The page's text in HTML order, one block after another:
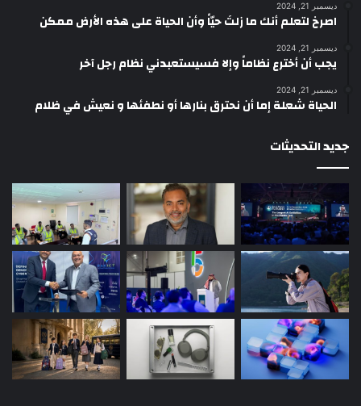
ديسمبر 21, 2024
‫اصرخ لتعلم أنك ما زلتَ حيّاً وأن الحياة على هذه الأرض ممكن
ديسمبر 21, 2024
يجب أن أخترع نظاماً وإلا فسيستعبدني نظام رجل آخر
ديسمبر 21, 2024
الحياة شعلة إما أن نحترق بنارها أو نطفئها و نعيش في ظلام
جديد التحديثات